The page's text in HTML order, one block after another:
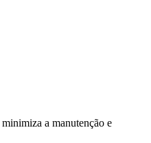
a manutenção e